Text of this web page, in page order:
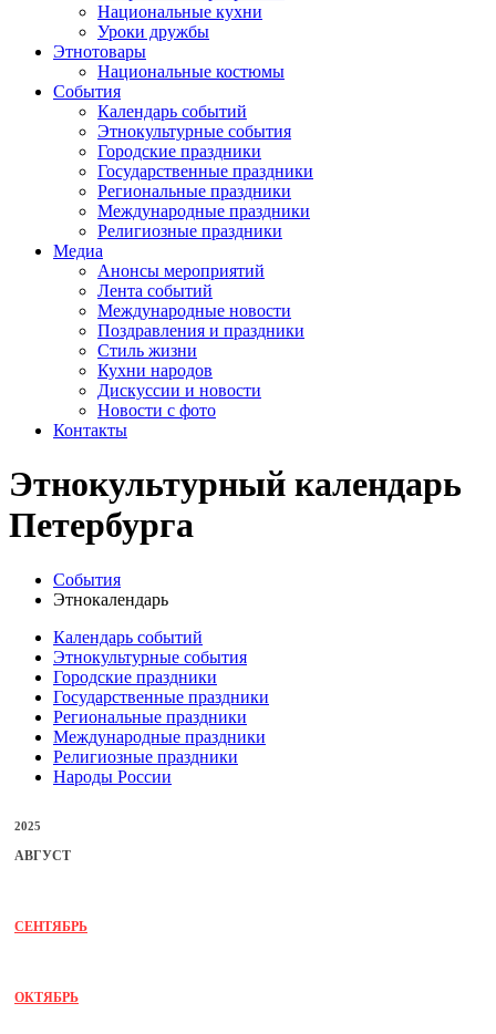
Национальные кухни
Уроки дружбы
Этнотовары
Национальные костюмы
События
Календарь событий
Этнокультурные события
Городские праздники
Государственные праздники
Региональные праздники
Международные праздники
Религиозные праздники
Медиа
Анонсы мероприятий
Лента событий
Международные новости
Поздравления и праздники
Cтиль жизни
Кухни народов
Дискуссии и новости
Новости с фото
Контакты
Этнокультурный календарь
Петербурга
События
Этнокалендарь
Календарь событий
Этнокультурные события
Городские праздники
Государственные праздники
Региональные праздники
Международные праздники
Религиозные праздники
Народы России
2025
АВГУСТ
СЕНТЯБРЬ
ОКТЯБРЬ